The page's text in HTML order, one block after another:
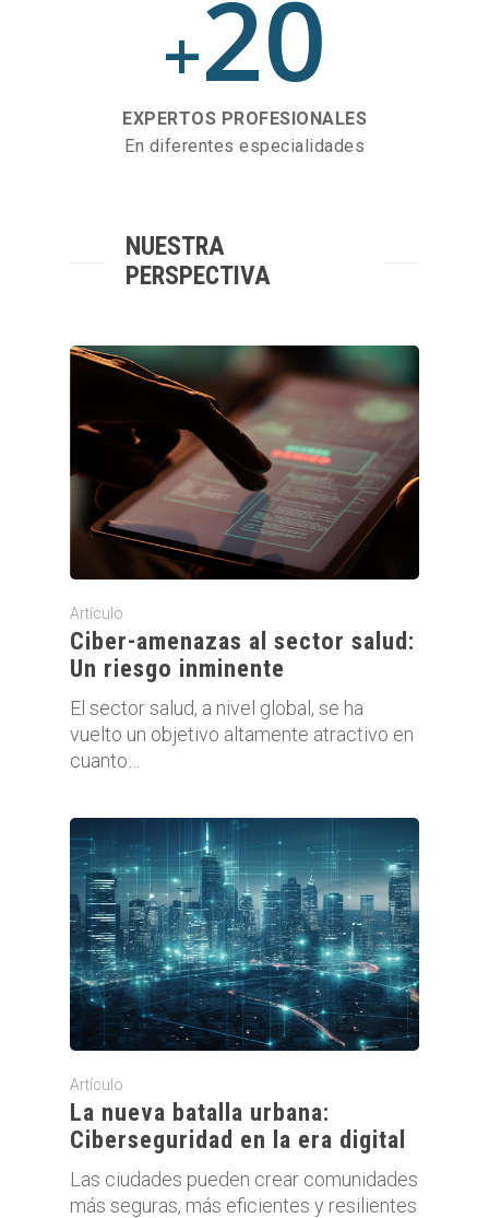
+20
EXPERTOS PROFESIONALES
En diferentes especialidades
NUESTRA
PERSPECTIVA
Artículo
Ciber-amenazas al sector salud:
Un riesgo inminente
El sector salud, a nivel global, se ha
vuelto un objetivo altamente atractivo en
cuanto…
Artículo
La nueva batalla urbana:
Ciberseguridad en la era digital
Las ciudades pueden crear comunidades
más seguras, más eficientes y resilientes